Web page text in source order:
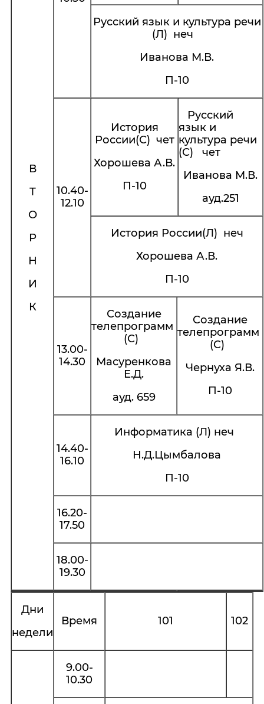
В
Т
О
Р
Н
И
К
Русский язык и культура речи
(Л) неч
Иванова М.В.
П-10
10.40-
12.10
История
России(С) чет
Хорошева А.В.
П-10
Русский
язык и
культура речи
(С) чет
Иванова М.В.
ауд.251
История России(Л) неч
Хорошева А.В.
П-10
13.00-
14.30
Создание
телепрограмм
(С)
Масуренкова
Е.Д.
ауд. 659
Создание
телепрограмм
(С)
Чернуха Я.В.
П-10
14.40-
16.10
Информатика (Л) неч
Н.Д.Цымбалова
П-10
16.20-
17.50
18.00-
19.30
Дни
недели
Время 101 102
9.00-
10.30